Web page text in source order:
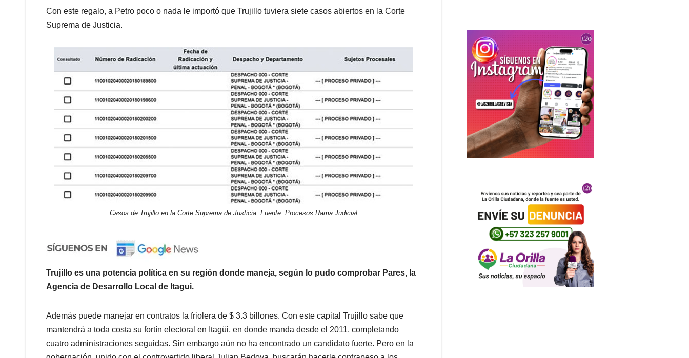
Con este regalo, a Petro poco o nada le importó que Trujillo tuviera siete casos abiertos en la Corte
Suprema de Justicia.
Casos de Trujillo en la Corte Suprema de Justicia. Fuente: Procesos Rama Judicial
Trujillo es una potencia política en su región donde maneja, según lo pudo comprobar Pares, la
Agencia de Desarrollo Local de Itagui.
Además puede manejar en contratos la friolera de $ 3.3 billones. Con este capital Trujillo sabe que
mantendrá a toda costa su fortín electoral en Itagüi, en donde manda desde el 2011, completando
cuatro administraciones seguidas. Sin embargo aún no ha encontrado un candidato fuerte. Pero en la